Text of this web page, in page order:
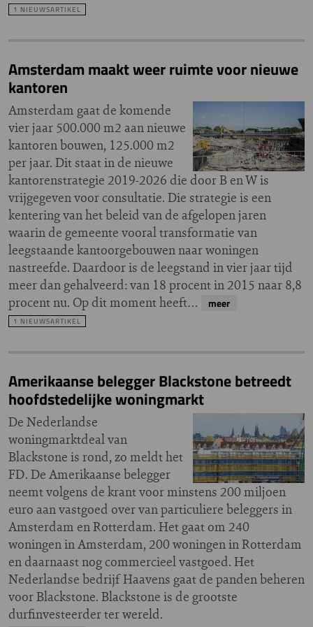
1 NIEUWSARTIKEL
Amsterdam maakt weer ruimte voor nieuwe
kantoren
Amsterdam gaat de komende
vier jaar 500.000 m2 aan nieuwe
kantoren bouwen, 125.000 m2
per jaar. Dit staat in de nieuwe
kantorenstrategie 2019-2026 die door B en W is
vrijgegeven voor consultatie. Die strategie is een
kentering van het beleid van de afgelopen jaren
waarin de gemeente vooral transformatie van
leegstaande kantoorgebouwen naar woningen
nastreefde. Daardoor is de leegstand in vier jaar tijd
meer dan gehalveerd: van 18 procent in 2015 naar 8,8
procent nu. Op dit moment heeft…
meer
1 NIEUWSARTIKEL
Amerikaanse belegger Blackstone betreedt
hoofdstedelijke woningmarkt
De Nederlandse
woningmarktdeal van
Blackstone is rond, zo meldt het
FD. De Amerikaanse belegger
neemt volgens de krant voor minstens 200 miljoen
euro aan vastgoed over van particuliere beleggers in
Amsterdam en Rotterdam. Het gaat om 240
woningen in Amsterdam, 200 woningen in Rotterdam
en daarnaast nog commercieel vastgoed. Het
Nederlandse bedrijf Haavens gaat de panden beheren
voor Blackstone. Blackstone is de grootste
durfinvesteerder ter wereld.